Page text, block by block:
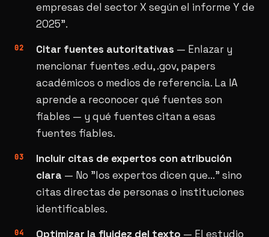
empresas del sector X según el informe Y de
2025".
Citar fuentes autoritativas — Enlazar y
mencionar fuentes .edu, .gov, papers
académicos o medios de referencia. La IA
aprende a reconocer qué fuentes son
fiables — y qué fuentes citan a esas
fuentes fiables.
Incluir citas de expertos con atribución
clara — No "los expertos dicen que..." sino
citas directas de personas o instituciones
identificables.
Optimizar la fluidez del texto — El estudio